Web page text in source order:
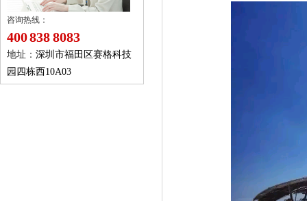
咨询热线：
400 838 8083
地址： 深圳市福田区赛格科技
园四栋西10A03